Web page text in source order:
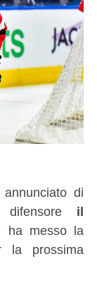
annunciato di
difensore il
ha messo la
la prossima